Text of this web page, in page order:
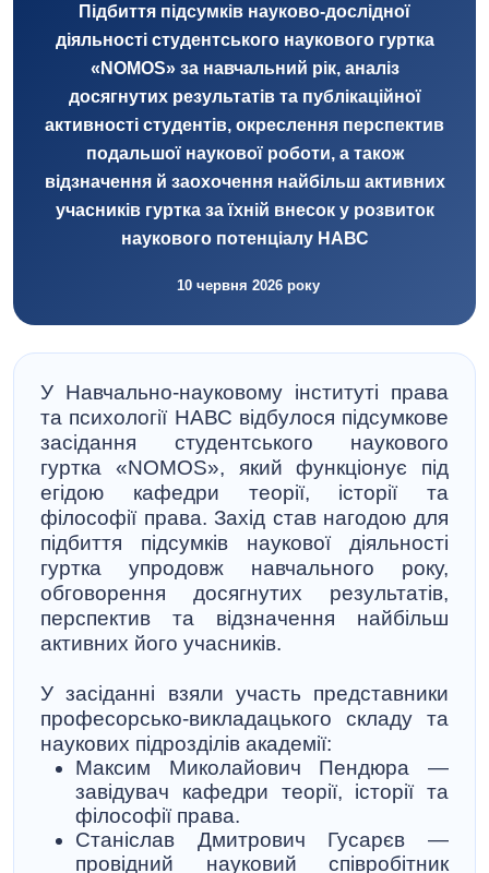
Підбиття підсумків науково-дослідної
діяльності студентського наукового гуртка
«NOMOS» за навчальний рік, аналіз
досягнутих результатів та публікаційної
активності студентів, окреслення перспектив
подальшої наукової роботи, а також
відзначення й заохочення найбільш активних
учасників гуртка за їхній внесок у розвиток
наукового потенціалу НАВС
10 червня 2026 року
У Навчально-науковому інституті права
та психології НАВС відбулося підсумкове
засідання студентського наукового
гуртка «NOMOS», який функціонує під
егідою кафедри теорії, історії та
філософії права. Захід став нагодою для
підбиття підсумків наукової діяльності
гуртка упродовж навчального року,
обговорення досягнутих результатів,
перспектив та відзначення найбільш
активних його учасників.
У засіданні взяли участь представники
професорсько-викладацького складу та
наукових підрозділів академії:
Максим Миколайович Пендюра —
завідувач кафедри теорії, історії та
філософії права.
Станіслав Дмитрович Гусарєв —
провідний науковий співробітник